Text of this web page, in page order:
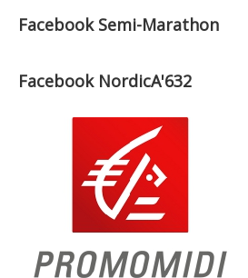
Facebook Semi-Marathon
Facebook NordicA'632